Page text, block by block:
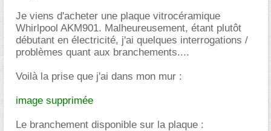
Je viens d'acheter une plaque vitrocéramique
Whirlpool AKM901. Malheureusement, étant plutôt
débutant en électricité, j'ai quelques interrogations /
problèmes quant aux branchements....
Voilà la prise que j'ai dans mon mur :
image supprimée
Le branchement disponible sur la plaque :